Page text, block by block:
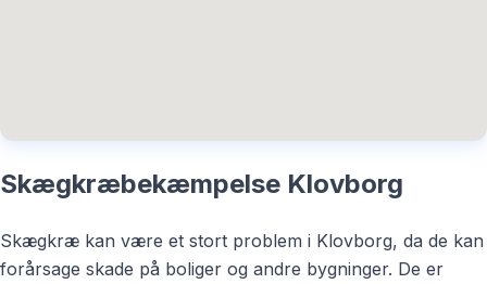
Skægkræbekæmpelse Klovborg
Skægkræ kan være et stort problem i Klovborg, da de kan
forårsage skade på boliger og andre bygninger. De er